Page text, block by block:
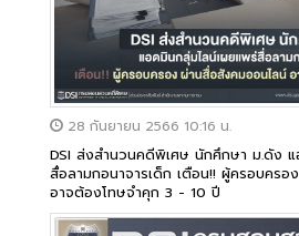
28 กันยายน 2566 10:16 น.
DSI ส่งสำนวนคดีพิเศษ นักศึกษา ม.ดัง
สื่อลามกอนาจารเด็ก เตือน!! ผู้ครอบคร
อาจต้องโทษจำคุก 3 - 10 ปี